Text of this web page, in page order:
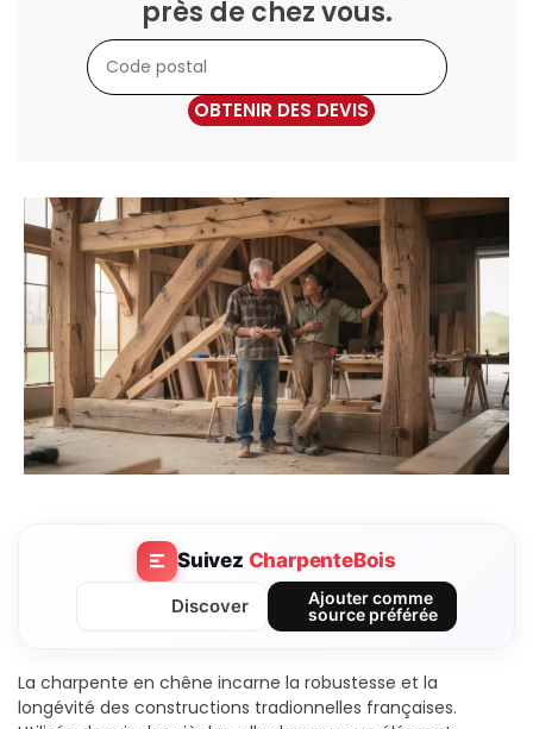
près de chez vous.
OBTENIR DES DEVIS
Suivez CharpenteBois
Discover
Ajouter comme
source préférée
La charpente en chêne incarne la robustesse et la
longévité des constructions tradionnelles françaises.